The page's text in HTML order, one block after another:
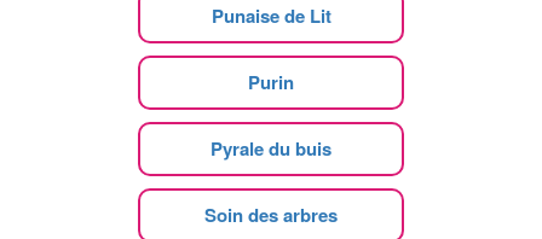
Punaise de Lit
Purin
Pyrale du buis
Soin des arbres